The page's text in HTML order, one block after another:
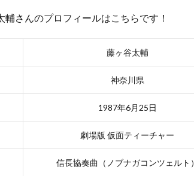
さんのプロフィールはこちらです！
藤ヶ谷太輔
神奈川県
1987年6月25日
劇場版 仮面ティーチャー
信長協奏曲（ノブナガコンツェルト）